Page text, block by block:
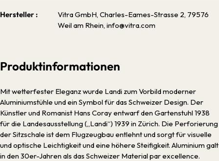
Hersteller :
Vitra GmbH, Charles-Eames-Strasse 2, 79576
Weil am Rhein, info@vitra.com
Produktinformationen
Mit wetterfester Eleganz wurde Landi zum Vorbild moderner
Aluminiumstühle und ein Symbol für das Schweizer Design. Der
Künstler und Romanist Hans Coray entwarf den Gartenstuhl 1938
für die Landesausstellung („Landi“) 1939 in Zürich. Die Perforierung
der Sitzschale ist dem Flugzeugbau entlehnt und sorgt für visuelle
und optische Leichtigkeit und eine höhere Steifigkeit. Aluminium galt
in den 30er-Jahren als das Schweizer Material par excellence.